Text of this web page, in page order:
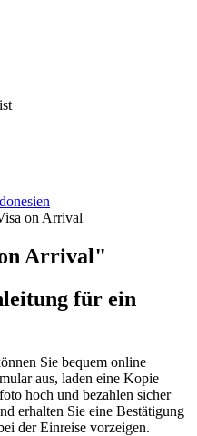
on Arrival
Arrival"
für ein
Sie bequem online
aus, laden eine Kopie
hoch und bezahlen sicher
erhalten Sie eine Bestätigung
der Einreise vorzeigen.